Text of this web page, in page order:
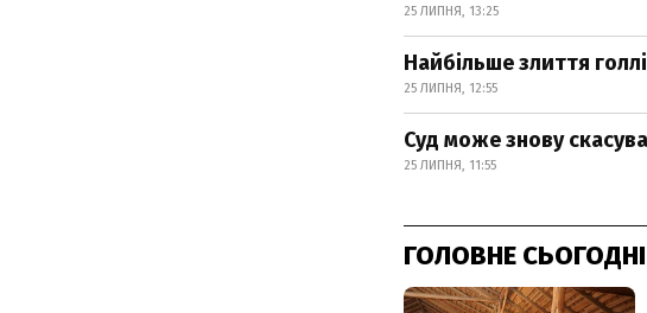
25 ЛИПНЯ, 13:25
Найбільше злиття
25 ЛИПНЯ, 12:55
Суд може знову
25 ЛИПНЯ, 11:55
ГОЛОВНЕ СЬОГОДНІ